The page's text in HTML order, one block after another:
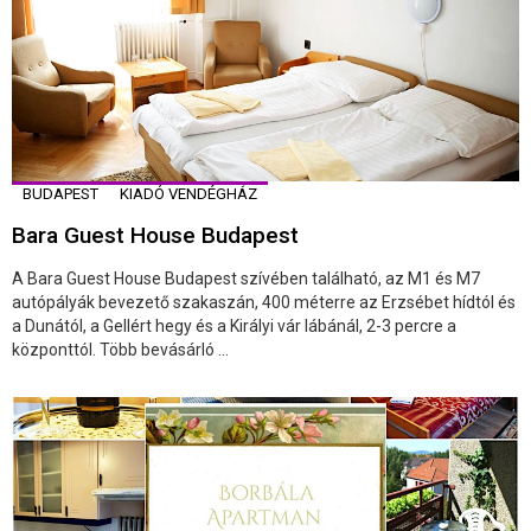
BUDAPEST KIADÓ VENDÉGHÁZ
Bara Guest House Budapest
A Bara Guest House Budapest szívében található, az M1 és M7
autópályák bevezető szakaszán, 400 méterre az Erzsébet hídtól és
a Dunától, a Gellért hegy és a Királyi vár lábánál, 2-3 percre a
központtól. Több bevásárló ...